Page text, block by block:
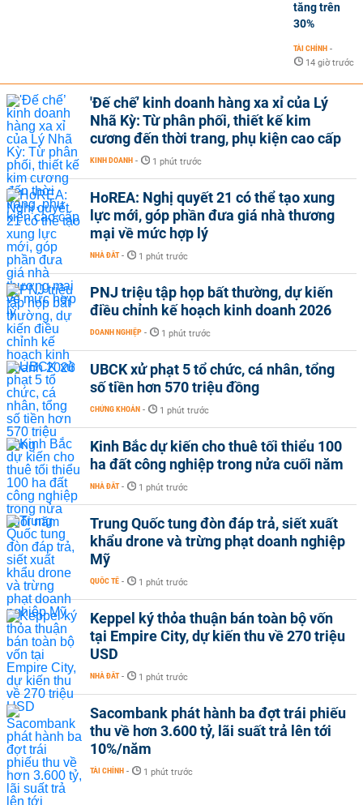
tăng trên
30%
TÀI CHÍNH -
14 giờ trước
'Đế chế’ kinh doanh hàng xa xỉ của Lý
Nhã Kỳ: Từ phân phối, thiết kế kim
cương đến thời trang, phụ kiện cao cấp
KINH DOANH - 1 phút trước
HoREA: Nghị quyết 21 có thể tạo xung
lực mới, góp phần đưa giá nhà thương
mại về mức hợp lý
NHÀ ĐẤT - 1 phút trước
PNJ triệu tập họp bất thường, dự kiến
điều chỉnh kế hoạch kinh doanh 2026
DOANH NGHIỆP - 1 phút trước
UBCK xử phạt 5 tổ chức, cá nhân, tổng
số tiền hơn 570 triệu đồng
CHỨNG KHOÁN - 1 phút trước
Kinh Bắc dự kiến cho thuê tối thiểu 100
ha đất công nghiệp trong nửa cuối năm
NHÀ ĐẤT - 1 phút trước
Trung Quốc tung đòn đáp trả, siết xuất
khẩu drone và trừng phạt doanh nghiệp
Mỹ
QUỐC TẾ - 1 phút trước
Keppel ký thỏa thuận bán toàn bộ vốn
tại Empire City, dự kiến thu về 270 triệu
USD
NHÀ ĐẤT - 1 phút trước
Sacombank phát hành ba đợt trái phiếu
thu về hơn 3.600 tỷ, lãi suất trả lên tới
10%/năm
TÀI CHÍNH - 1 phút trước